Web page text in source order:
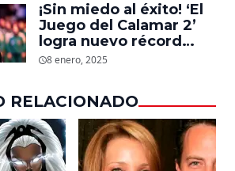
daño que le hizo la
industria a su cuerpo
¡Sin miedo al éxito! ‘El
Juego del Calamar 2’
logra nuevo récord
mundial en tan solo 11
8 enero, 2025
RELACIONADO